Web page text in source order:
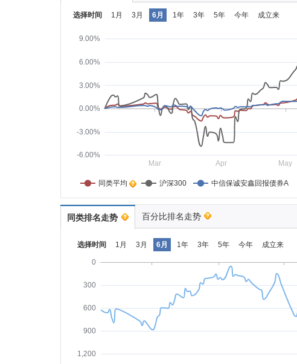
选择时间 1月 3月 6月 1年 3年 5年 今年 成立来
-6.00%
-3.00%
0.00%
3.00%
6.00%
9.00%
Mar Apr May
同类平均 沪深300 中信保诚安鑫回报债券A
同类排名走势 百分比排名走势
选择时间 1月 3月 6月 1年 3年 5年 今年 成立来
0
300
600
900
1,200